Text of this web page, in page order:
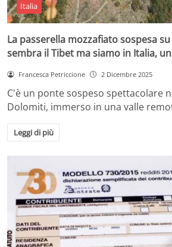
Italia
La passerella mozzafiato sospesa
sembra il Tibet ma siamo in Italia,
Francesca Petriccione 2 Dicembre 2025
C'è un ponte sospeso spettacolare
Dolomiti, immerso in una valle
Leggi di più